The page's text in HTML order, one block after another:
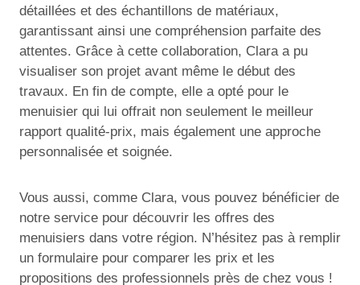
détaillées et des échantillons de matériaux,
garantissant ainsi une compréhension parfaite des
attentes. Grâce à cette collaboration, Clara a pu
visualiser son projet avant même le début des
travaux. En fin de compte, elle a opté pour le
menuisier qui lui offrait non seulement le meilleur
rapport qualité-prix, mais également une approche
personnalisée et soignée.
Vous aussi, comme Clara, vous pouvez bénéficier de
notre service pour découvrir les offres des
menuisiers dans votre région. N’hésitez pas à remplir
un formulaire pour comparer les prix et les
propositions des professionnels près de chez vous !